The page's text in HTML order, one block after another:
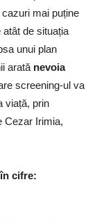
mai puține
de situația
unui plan
arată nevoia
screening-ul va
viață, prin
Cezar Irimia,
cifre: